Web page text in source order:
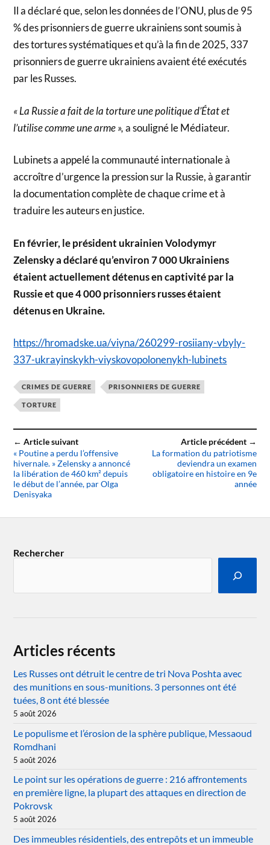
Il a déclaré que, selon les données de l’ONU, plus de 95
% des prisonniers de guerre ukrainiens sont soumis à
des tortures systématiques et qu’à la fin de 2025, 337
prisonniers de guerre ukrainiens avaient été exécutés
par les Russes.
« La Russie a fait de la torture une politique d’État et
l’utilise comme une arme »,a souligné le Médiateur.
Lubinets a appelé la communauté internationale à
accroître d’urgence la pression sur la Russie, à garantir
la documentation complète de chaque crime et à
traduire les auteurs en justice.
En février, le président ukrainien Volodymyr
Zelensky a déclaré qu’environ 7 000 Ukrainiens
étaient actuellement détenus en captivité par la
Russie et que 4 000 prisonniers russes étaient
détenus en Ukraine.
https://hromadske.ua/viyna/260299-rosiiany-vbyly-
337-ukrayinskykh-viyskovopolonenykh-lubinets
CRIMES DE GUERRE PRISONNIERS DE GUERRE
TORTURE
← Article suivant
« Poutine a perdu l’offensive
hivernale. » Zelensky a annoncé
la libération de 460 km² depuis
le début de l’année, par Olga
Denisyaka
Article précédent →
La formation du patriotisme
deviendra un examen
obligatoire en histoire en 9e
année
Rechercher
Articles récents
Les Russes ont détruit le centre de tri Nova Poshta avec
des munitions en sous-munitions. 3 personnes ont été
tuées, 8 ont été blessée
5 août 2026
Le populisme et l’érosion de la sphère publique, Messaoud
Romdhani
5 août 2026
Le point sur les opérations de guerre : 216 affrontements
en première ligne, la plupart des attaques en direction de
Pokrovsk
5 août 2026
Des immeubles résidentiels, des entrepôts et un immeuble